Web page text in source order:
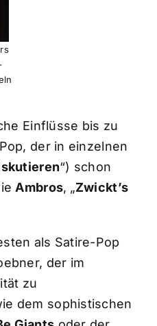
Einflüsse bis zu
der in einzelnen
“) schon
Ambros‚ „Zwickt’s
als Satire-Pop
der im
zu
dem sophistischen